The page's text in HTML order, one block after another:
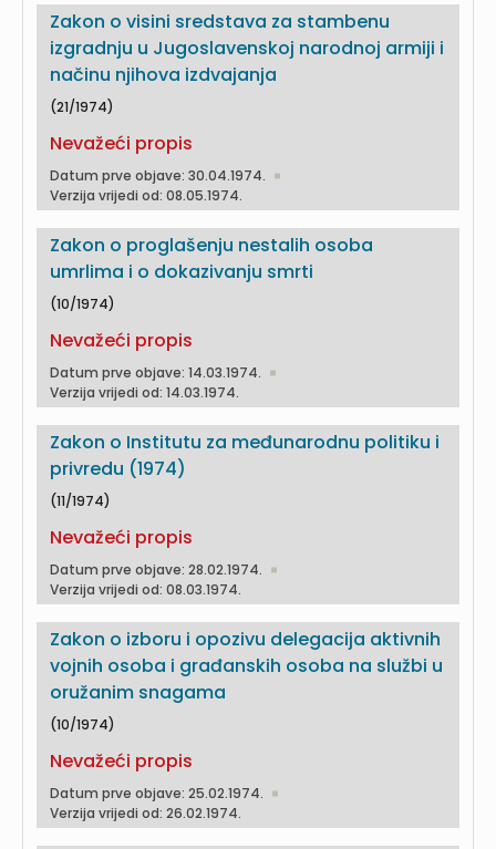
Zakon o visini sredstava za stambenu
izgradnju u Jugoslavenskoj narodnoj armiji i
načinu njihova izdvajanja
(21/1974)
Nevažeći propis
Datum prve objave: 30.04.1974.
Verzija vrijedi od: 08.05.1974.
Zakon o proglašenju nestalih osoba
umrlima i o dokazivanju smrti
(10/1974)
Nevažeći propis
Datum prve objave: 14.03.1974.
Verzija vrijedi od: 14.03.1974.
Zakon o Institutu za međunarodnu politiku i
privredu (1974)
(11/1974)
Nevažeći propis
Datum prve objave: 28.02.1974.
Verzija vrijedi od: 08.03.1974.
Zakon o izboru i opozivu delegacija aktivnih
vojnih osoba i građanskih osoba na službi u
oružanim snagama
(10/1974)
Nevažeći propis
Datum prve objave: 25.02.1974.
Verzija vrijedi od: 26.02.1974.